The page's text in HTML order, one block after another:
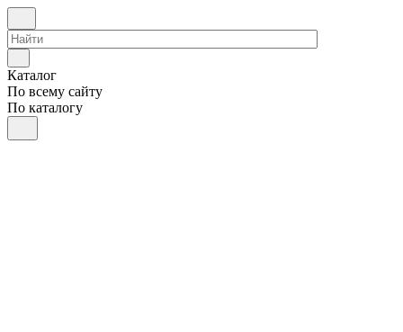
Каталог
По всему сайту
По каталогу